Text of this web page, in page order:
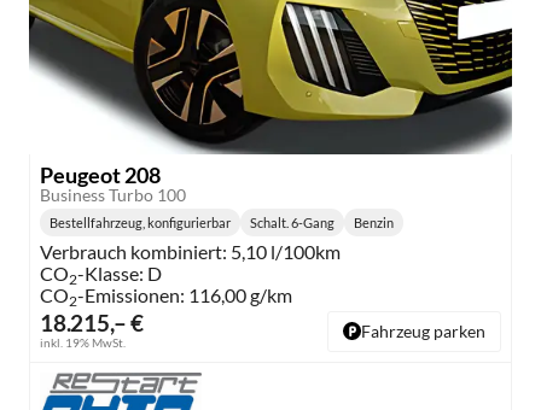
Peugeot 208
Business Turbo 100
18.215,– €
inkl. 19% MwSt.
Bestellfahrzeug, konfigurierbar
Getriebe:
Schalt. 6-Gang
Kraftstoff:
Benzin
Verbrauch kombiniert: 5,10 l/100km
CO2-Klasse: D
CO2-Emissionen: 116,00 g/km
Fahrzeug parken